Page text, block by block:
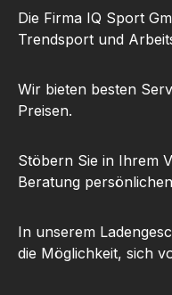
Die Firma IQ Sport
Trendsport und
Wir bieten besten
Preisen.
Stöbern Sie in Ihrem
Beratung
In unserem
die Möglichkeit, sich